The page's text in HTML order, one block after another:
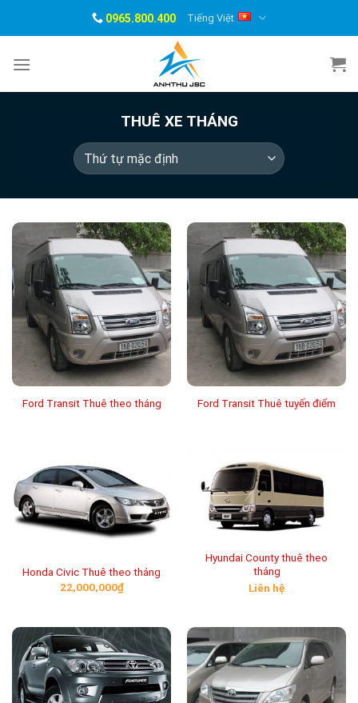
0965.800.400 Tiếng Việt
THUÊ XE THÁNG
Ford Transit Thuê theo tháng Ford Transit Thuê tuyến điểm
Honda Civic Thuê theo tháng
22,000,000₫
Hyundai County thuê theo
tháng
Liên hệ